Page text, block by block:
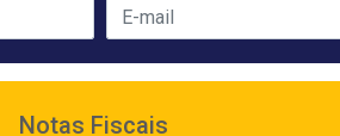
Notas Fiscais